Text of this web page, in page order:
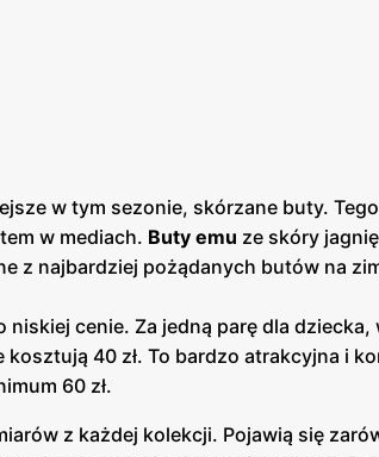
w tym sezonie, skórzane buty.
w mediach. Buty emu ze skóry
z najbardziej pożądanych butów na
cenie. Za jedną parę dla
40 zł. To bardzo atrakcyjna i
60 zł.
z każdej kolekcji. Pojawią się